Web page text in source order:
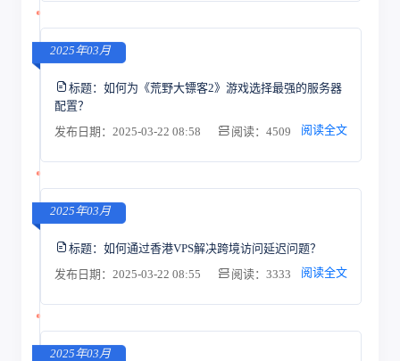
2025年03月
标题： 如何为《荒野大镖客2》游戏选择最强的服务器
配置？
发布日期：2025-03-22 08:58
阅读：4509 阅读全文
2025年03月
标题： 如何通过香港VPS解决跨境访问延迟问题？
发布日期：2025-03-22 08:55
阅读：3333 阅读全文
2025年03月